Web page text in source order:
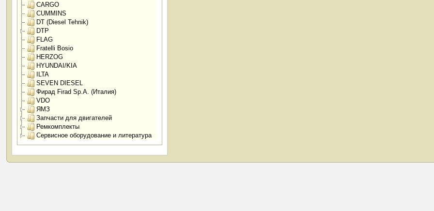
CARGO
CUMMINS
DT (Diesel Tehnik)
DTP
FLAG
Fratelli Bosio
HERZOG
HYUNDAI/KIA
ILTA
SEVEN DIESEL
Фирад Firad Sp.A. (Италия)
VDO
ЯМЗ
Запчасти для двигателей
Ремкомплекты
Сервисное оборудование и литература